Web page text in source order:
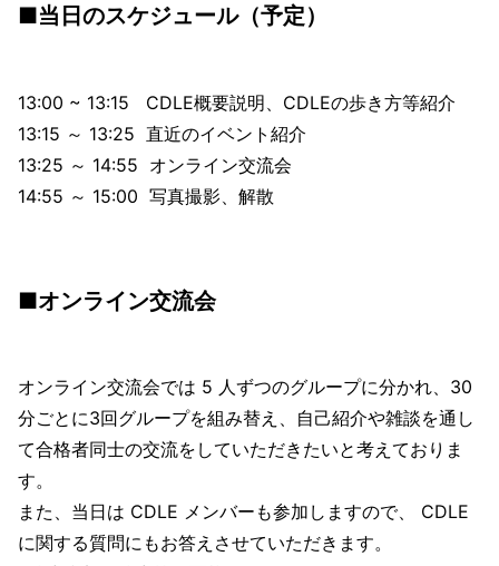
いと考えています。 当日は、参加者と CDLE メ
ンバーによる交流会を予定しております。 # 日
ベントになります。 Zoom の URL は、イベント
前...
■当日のスケジュール（予定）
13:00 ~ 13:15 CDLE概要説明、CDLEの歩き方等紹介
13:15 ～ 13:25 直近のイベント紹介
13:25 ～ 14:55 オンライン交流会
14:55 ～ 15:00 写真撮影、解散
■オンライン交流会
オンライン交流会では 5 人ずつのグループに分かれ、30
分ごとに3回グループを組み替え、自己紹介や雑談を通し
て合格者同士の交流をしていただきたいと考えておりま
す。
また、当日は CDLE メンバーも参加しますので、 CDLE
に関する質問にもお答えさせていただきます。